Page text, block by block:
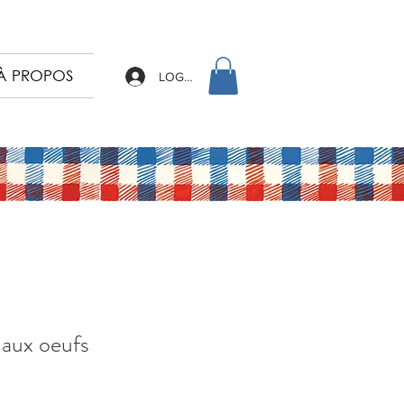
PROPOS LOG IN
oeufs